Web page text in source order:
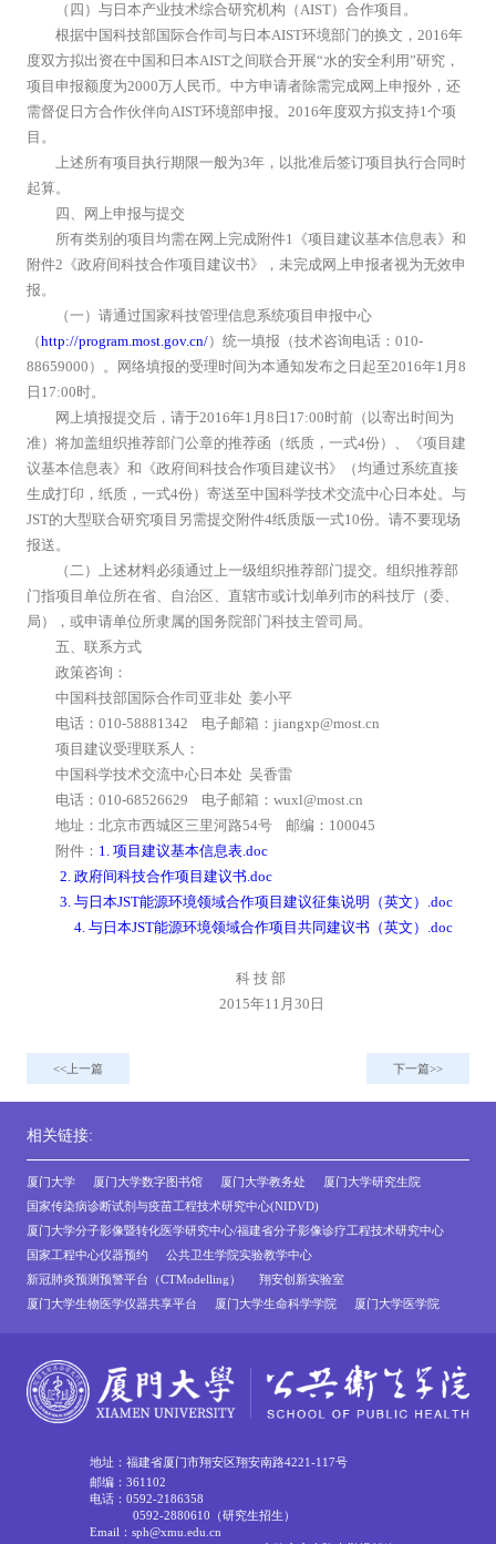
（四）与日本产业技术综合研究机构（AIST）合作项目。
根据中国科技部国际合作司与日本AIST环境部门的换文，2016年
度双方拟出资在中国和日本AIST之间联合开展“水的安全利用”研究，
项目申报额度为2000万人民币。中方申请者除需完成网上申报外，还
需督促日方合作伙伴向AIST环境部申报。2016年度双方拟支持1个项
目。
上述所有项目执行期限一般为3年，以批准后签订项目执行合同时
起算。
四、网上申报与提交
所有类别的项目均需在网上完成附件1《项目建议基本信息表》和
附件2《政府间科技合作项目建议书》，未完成网上申报者视为无效申
报。
（一）请通过国家科技管理信息系统项目申报中心
（http://program.most.gov.cn/）统一填报（技术咨询电话：010-
88659000）。网络填报的受理时间为本通知发布之日起至2016年1月8
日17:00时。
网上填报提交后，请于2016年1月8日17:00时前（以寄出时间为
准）将加盖组织推荐部门公章的推荐函（纸质，一式4份）、《项目建
议基本信息表》和《政府间科技合作项目建议书》（均通过系统直接
生成打印，纸质，一式4份）寄送至中国科学技术交流中心日本处。与
JST的大型联合研究项目另需提交附件4纸质版一式10份。请不要现场
报送。
（二）上述材料必须通过上一级组织推荐部门提交。组织推荐部
门指项目单位所在省、自治区、直辖市或计划单列市的科技厅（委、
局），或申请单位所隶属的国务院部门科技主管司局。
五、联系方式
政策咨询：
中国科技部国际合作司亚非处 姜小平
电话：010-58881342 电子邮箱：jiangxp@most.cn
项目建议受理联系人：
中国科学技术交流中心日本处 吴香雷
电话：010-68526629 电子邮箱：wuxl@most.cn
地址：北京市西城区三里河路54号 邮编：100045
附件： 1. 项目建议基本信息表.doc
2. 政府间科技合作项目建议书.doc
3. 与日本JST能源环境领域合作项目建议征集说明（英文）.doc
4. 与日本JST能源环境领域合作项目共同建议书（英文）.doc
科 技 部
2015年11月30日
上一篇 下一篇
相关链接:
厦门大学 厦门大学数字图书馆 厦门大学教务处
厦门大学研究生院
国家传染病诊断试剂与疫苗工程技术研究中心(NIDVD)
厦门大学分子影像暨转化医学研究中心/福建省分子影像诊疗工程技术研究中心
国家工程中心仪器预约
公共卫生学院实验教学中心
新冠肺炎预测预警平台（CTModelling）
翔安创新实验室
厦门大学生物医学仪器共享平台
厦门大学生命科学学院 厦门大学医学院
地址：福建省厦门市翔安区翔安南路4221-117号
邮编：361102
电话：0592-2186358
0592-2880610（研究生招生）
Email：sph@xmu.edu.cn